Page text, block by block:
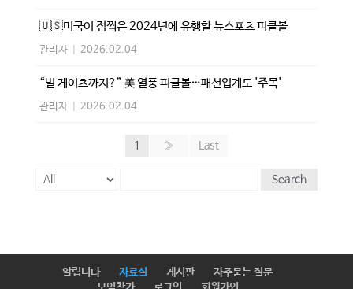
🇺🇸미국이 점찍은 2024년에 유행할 뉴스포츠 피클볼
관리자 2026.02.04
“빌 게이츠까지?” 美 열풍 피클볼…패션업계도 '주목'
관리자 2026.02.04
1 » Last
Search
알립니다 자료실 게시판
자주묻는 질문